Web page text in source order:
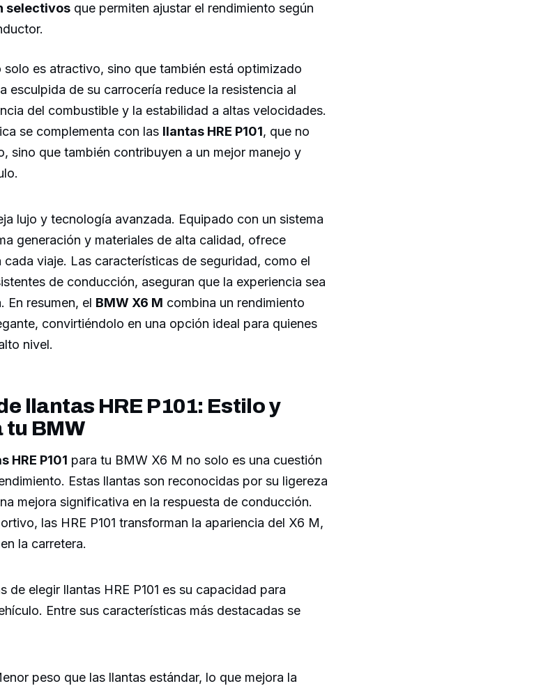
selectivos que permiten ajustar el rendimiento según
solo es atractivo, sino que también está optimizado
esculpida de su carrocería reduce la resistencia al
del combustible y la estabilidad a altas velocidades.
se complementa con las llantas HRE P101, que no
sino que también contribuyen a un mejor manejo y
lujo y tecnología avanzada. Equipado con un sistema
generación y materiales de alta calidad, ofrece
viaje. Las características de seguridad, como el
de conducción, aseguran que la experiencia sea
En resumen, el BMW X6 M combina un rendimiento
convirtiéndolo en una opción ideal para quienes
nivel.
llantas HRE P101: Estilo y
BMW
HRE P101 para tu BMW X6 M no solo es una cuestión
Estas llantas son reconocidas por su ligereza
mejora significativa en la respuesta de conducción.
las HRE P101 transforman la apariencia del X6 M,
la carretera.
de elegir llantas HRE P101 es su capacidad para
Entre sus características más destacadas se
peso que las llantas estándar, lo que mejora la